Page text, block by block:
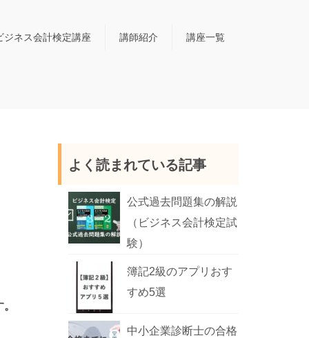
ジネス会計検定講座 講師紹介 講座一覧
よく読まれている記事
公式過去問題集の解説
（ビジネス会計検定試
験）
簿記2級のアプリおす
すめ5選
中小企業診断士の合格